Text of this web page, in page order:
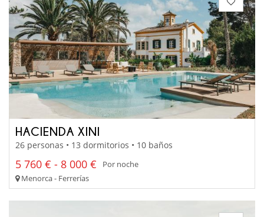
HACIENDA XINI
26 personas • 13 dormitorios • 10 baños
5 760 € - 8 000 €
Por noche
Menorca - Ferrerías